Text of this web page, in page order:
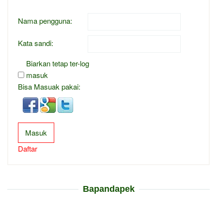
Nama pengguna:
Kata sandi:
Biarkan tetap ter-log
masuk
Bisa Masuak pakai:
Masuk
Daftar
Bapandapek